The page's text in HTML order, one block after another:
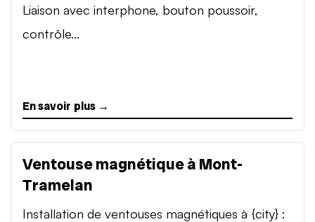
Liaison avec interphone, bouton poussoir,
contrôle...
En savoir plus →
Ventouse magnétique à Mont-
Tramelan
Installation de ventouses magnétiques à {city} :